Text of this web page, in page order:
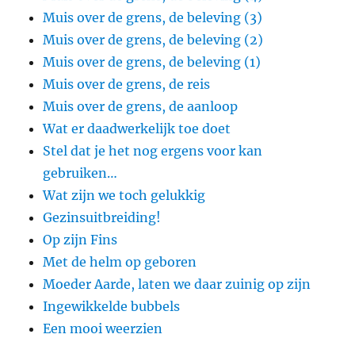
Muis over de grens, de beleving (3)
Muis over de grens, de beleving (2)
Muis over de grens, de beleving (1)
Muis over de grens, de reis
Muis over de grens, de aanloop
Wat er daadwerkelijk toe doet
Stel dat je het nog ergens voor kan
gebruiken…
Wat zijn we toch gelukkig
Gezinsuitbreiding!
Op zijn Fins
Met de helm op geboren
Moeder Aarde, laten we daar zuinig op zijn
Ingewikkelde bubbels
Een mooi weerzien